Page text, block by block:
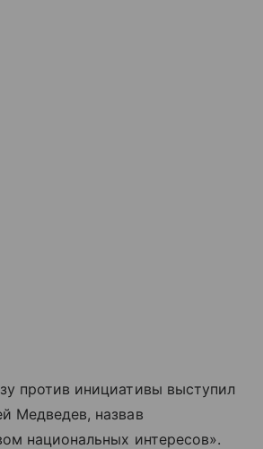
против инициативы выступил
Медведев, назвав
национальных интересов».